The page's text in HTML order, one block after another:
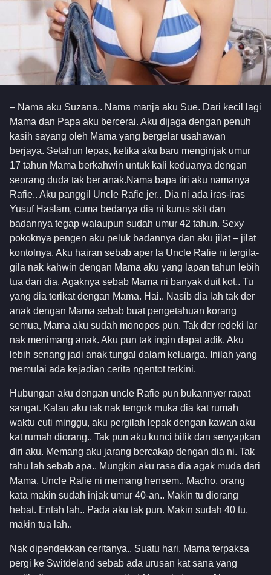
– Nama aku Suzana.. Nama manja aku Sue. Dari kecil lagi
Mama dan Papa aku bercerai. Aku dijaga dengan penuh
kasih sayang oleh Mama yang bergelar usahawan
berjaya. Setahun lepas, ketika aku baru menginjak umur
17 tahun Mama berkahwin untuk kali keduanya dengan
seorang duda tak ber anak.Nama bapa tiri aku namanya
Rafie.. Aku panggil Uncle Rafie jer.. Dia ni ada iras-iras
Yusuf Haslam, cuma bedanya dia ni kurus skit dan
badannya tegap walaupun sudah umur 42 tahun. Sexy
pokoknya pengen aku peluk badannya dan aku jilat – jilat
kontolnya. Aku hairan sebab aper la Uncle Rafie ni tergila-
gila nak kahwin dengan Mama aku yang lapan tahun lebih
tua dari dia. Agaknya sebab Mama ni banyak duit kot.. Tu
yang dia terikat dengan Mama. Hai.. Nasib dia lah tak der
anak dengan Mama sebab buat pengetahuan korang
semua, Mama aku sudah monopos pun. Tak der redeki lar
nak menimang anak. Aku pun tak ingin dapat adik. Aku
lebih senang jadi anak tungal dalam keluarga. Inilah yang
memulai ada kejadian cerita ngentot terkini.
Hubungan aku dengan uncle Rafie pun bukannyer rapat
sangat. Kalau aku tak nak tengok muka dia kat rumah
waktu cuti minggu, aku pergilah lepak dengan kawan aku
kat rumah diorang.. Tak pun aku kunci bilik dan senyapkan
diri aku. Memang aku jarang bercakap dengan dia ni. Tak
tahu lah sebab apa.. Mungkin aku rasa dia agak muda dari
Mama. Uncle Rafie ni memang hensem.. Macho, orang
kata makin sudah injak umur 40-an.. Makin tu diorang
hebat. Entah lah.. Pada aku tak pun. Makin sudah 40 tu,
makin tua lah..
Nak dipendekkan ceritanya.. Suatu hari, Mama terpaksa
pergi ke Switdeland sebab ada urusan kat sana yang